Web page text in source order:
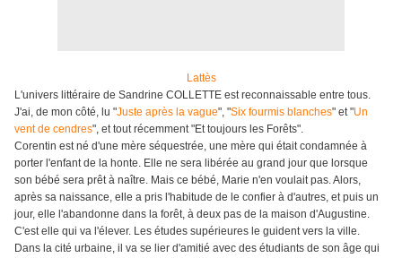
Lattès
L'univers littéraire de Sandrine COLLETTE est reconnaissable entre tous.
J'ai, de mon côté, lu "Juste après la vague", "Six fourmis blanches" et "Un
vent de cendres", et tout récemment "Et toujours les Forêts".
Corentin est né d'une mère séquestrée, une mère qui était condamnée à
porter l'enfant de la honte. Elle ne sera libérée au grand jour que lorsque
son bébé sera prêt à naître. Mais ce bébé, Marie n'en voulait pas. Alors,
après sa naissance, elle a pris l'habitude de le confier à d'autres, et puis un
jour, elle l'abandonne dans la forêt, à deux pas de la maison d'Augustine.
C'est elle qui va l'élever. Les études supérieures le guident vers la ville.
Dans la cité urbaine, il va se lier d'amitié avec des étudiants de son âge qui